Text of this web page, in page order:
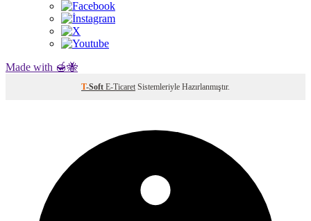
Made with 🍯🐝
T-Soft E-Ticaret Sistemleriyle Hazırlanmıştır.